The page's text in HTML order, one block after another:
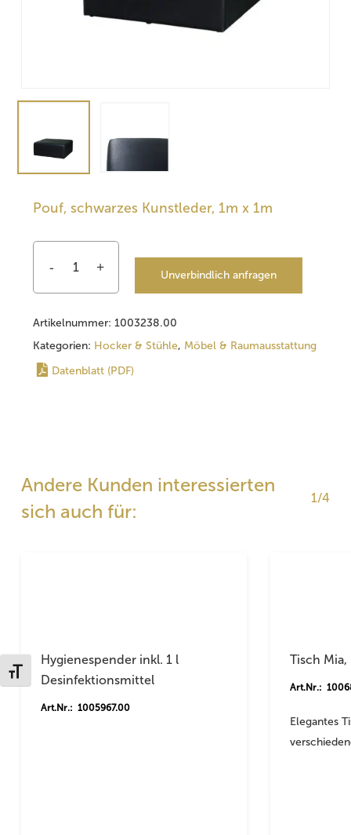
Schrift vergrößern
Pouf, schwarzes Kunstleder, 1m x 1m
Unverbindlich anfragen
Artikelnummer: 1003238.00
Kategorien: Hocker & Stühle, Möbel & Raumausstattung
Datenblatt (PDF)
Andere Kunden interessierten
sich auch für:
1/4
Hygienespender inkl. 1 l
Desinfektionsmittel
Art.Nr.: 1005967.00
Tisch
Art.Nr.:
Elegantes